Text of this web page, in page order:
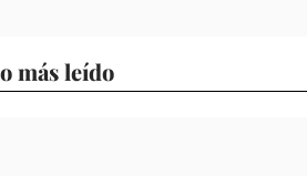
más leído